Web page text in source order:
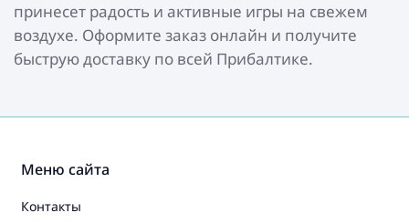
принесет радость и активные игры на свежем
воздухе. Оформите заказ онлайн и получите
быструю доставку по всей Прибалтике.
Меню сайта
Контакты